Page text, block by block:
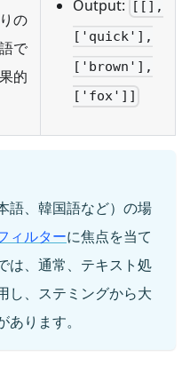
の
で
的
Output:
[[],
['quick'],
['brown'],
['fox']]
語、韓国語など）の場
ィルターに焦点を当て
は、通常、テキスト処
し、ステミングから大
ります。